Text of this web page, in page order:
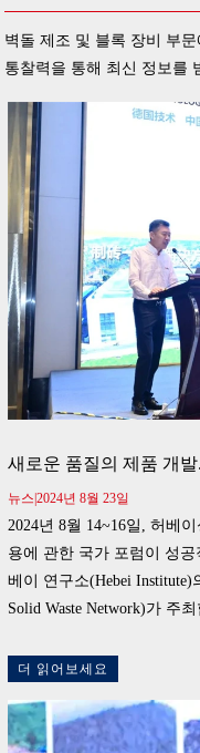
벽돌 제조 및 블록 장비 부
통찰력을 통해 최신 정보를
새로운 품질의 제품 개발
뉴스|2024년 8월 23일
2024년 8월 14~16일, 허베
용에 관한 국가 포럼이 성
베이 연구소(Hebei
Solid Waste Network)가 주
더 읽어보세요